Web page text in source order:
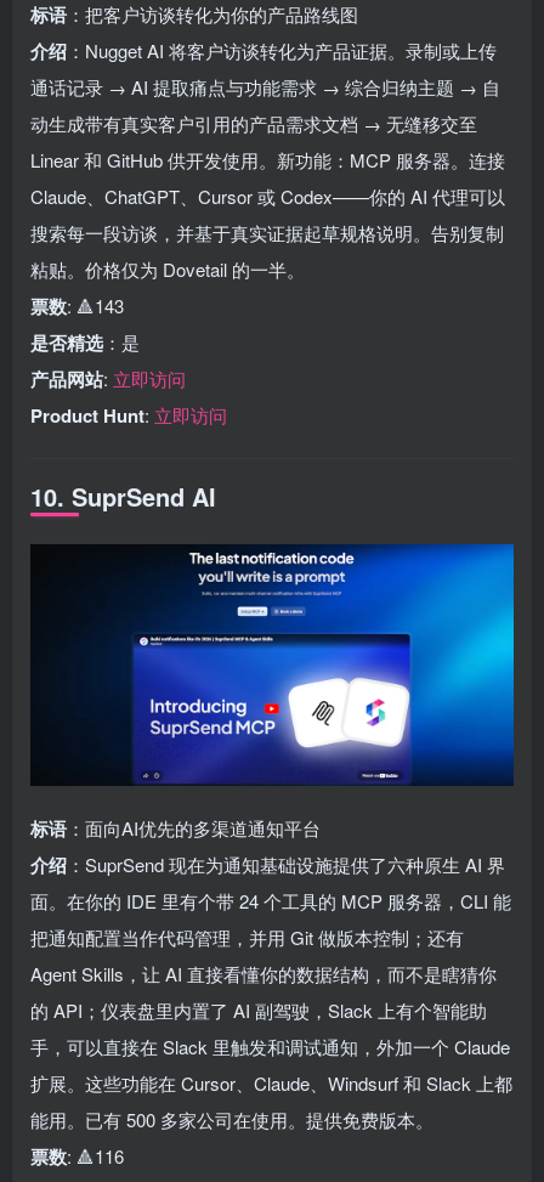
标语 ：把客户访谈转化为你的产品路线图
介绍 ：Nugget AI 将客户访谈转化为产品证据。录制或上传
通话记录 → AI 提取痛点与功能需求 → 综合归纳主题 → 自
动生成带有真实客户引用的产品需求文档 → 无缝移交至
Linear 和 GitHub 供开发使用。新功能：MCP 服务器。连接
Claude、ChatGPT、Cursor 或 Codex——你的 AI 代理可以
搜索每一段访谈，并基于真实证据起草规格说明。告别复制
粘贴。价格仅为 Dovetail 的一半。
票数: 🔺143
是否精选 ：是
产品网站: 立即访问
Product Hunt: 立即访问
10. SuprSend AI
标语 ：面向AI优先的多渠道通知平台
介绍 ：SuprSend 现在为通知基础设施提供了六种原生 AI 界
面。在你的 IDE 里有个带 24 个工具的 MCP 服务器，CLI 能
把通知配置当作代码管理，并用 Git 做版本控制；还有
Agent Skills，让 AI 直接看懂你的数据结构，而不是瞎猜你
的 API；仪表盘里内置了 AI 副驾驶，Slack 上有个智能助
手，可以直接在 Slack 里触发和调试通知，外加一个 Claude
扩展。这些功能在 Cursor、Claude、Windsurf 和 Slack 上都
能用。已有 500 多家公司在使用。提供免费版本。
票数: 🔺116